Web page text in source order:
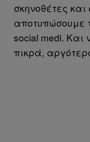
σκηνοθέτες
αποτυπώσουμε
social medi. Και
πικρά,